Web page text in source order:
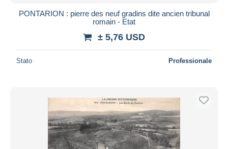
PONTARION : pierre des neuf gradins dite ancien tribunal
romain - Etat
± 5,76 USD
Stato Professionale